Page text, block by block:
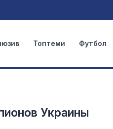
Топтеми Футбол
Украины